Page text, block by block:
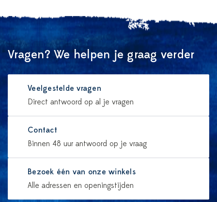
Vragen? We helpen je graag verder
Veelgestelde vragen
Direct antwoord op al je vragen
Contact
Binnen 48 uur antwoord op je vraag
Bezoek één van onze winkels
Alle adressen en openingstijden